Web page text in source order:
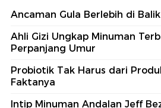
Ancaman Gula Berlebih di
Ahli Gizi Ungkap Minuman
Perpanjang Umur
Probiotik Tak Harus dari
Faktanya
Intip Minuman Andalan Jeff